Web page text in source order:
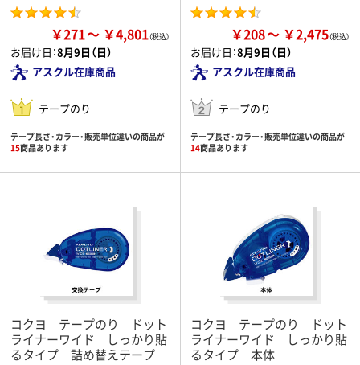
￥271 ￥4,801
お届け日：8月9日（日）
アスクル在庫商品
テープのり
テープ長さ・カラー・販売単位違いの商品が
15商品あります
￥208 ￥2,475
お届け日：8月9日（日）
アスクル在庫商品
テープのり
テープ長さ・カラー・販売単位違いの商品が
14商品あります
コクヨ テープのり ドット
ライナーワイド しっかり貼
るタイプ 詰め替えテープ
コクヨ テープのり ドット
ライナーワイド しっかり貼
るタイプ 本体